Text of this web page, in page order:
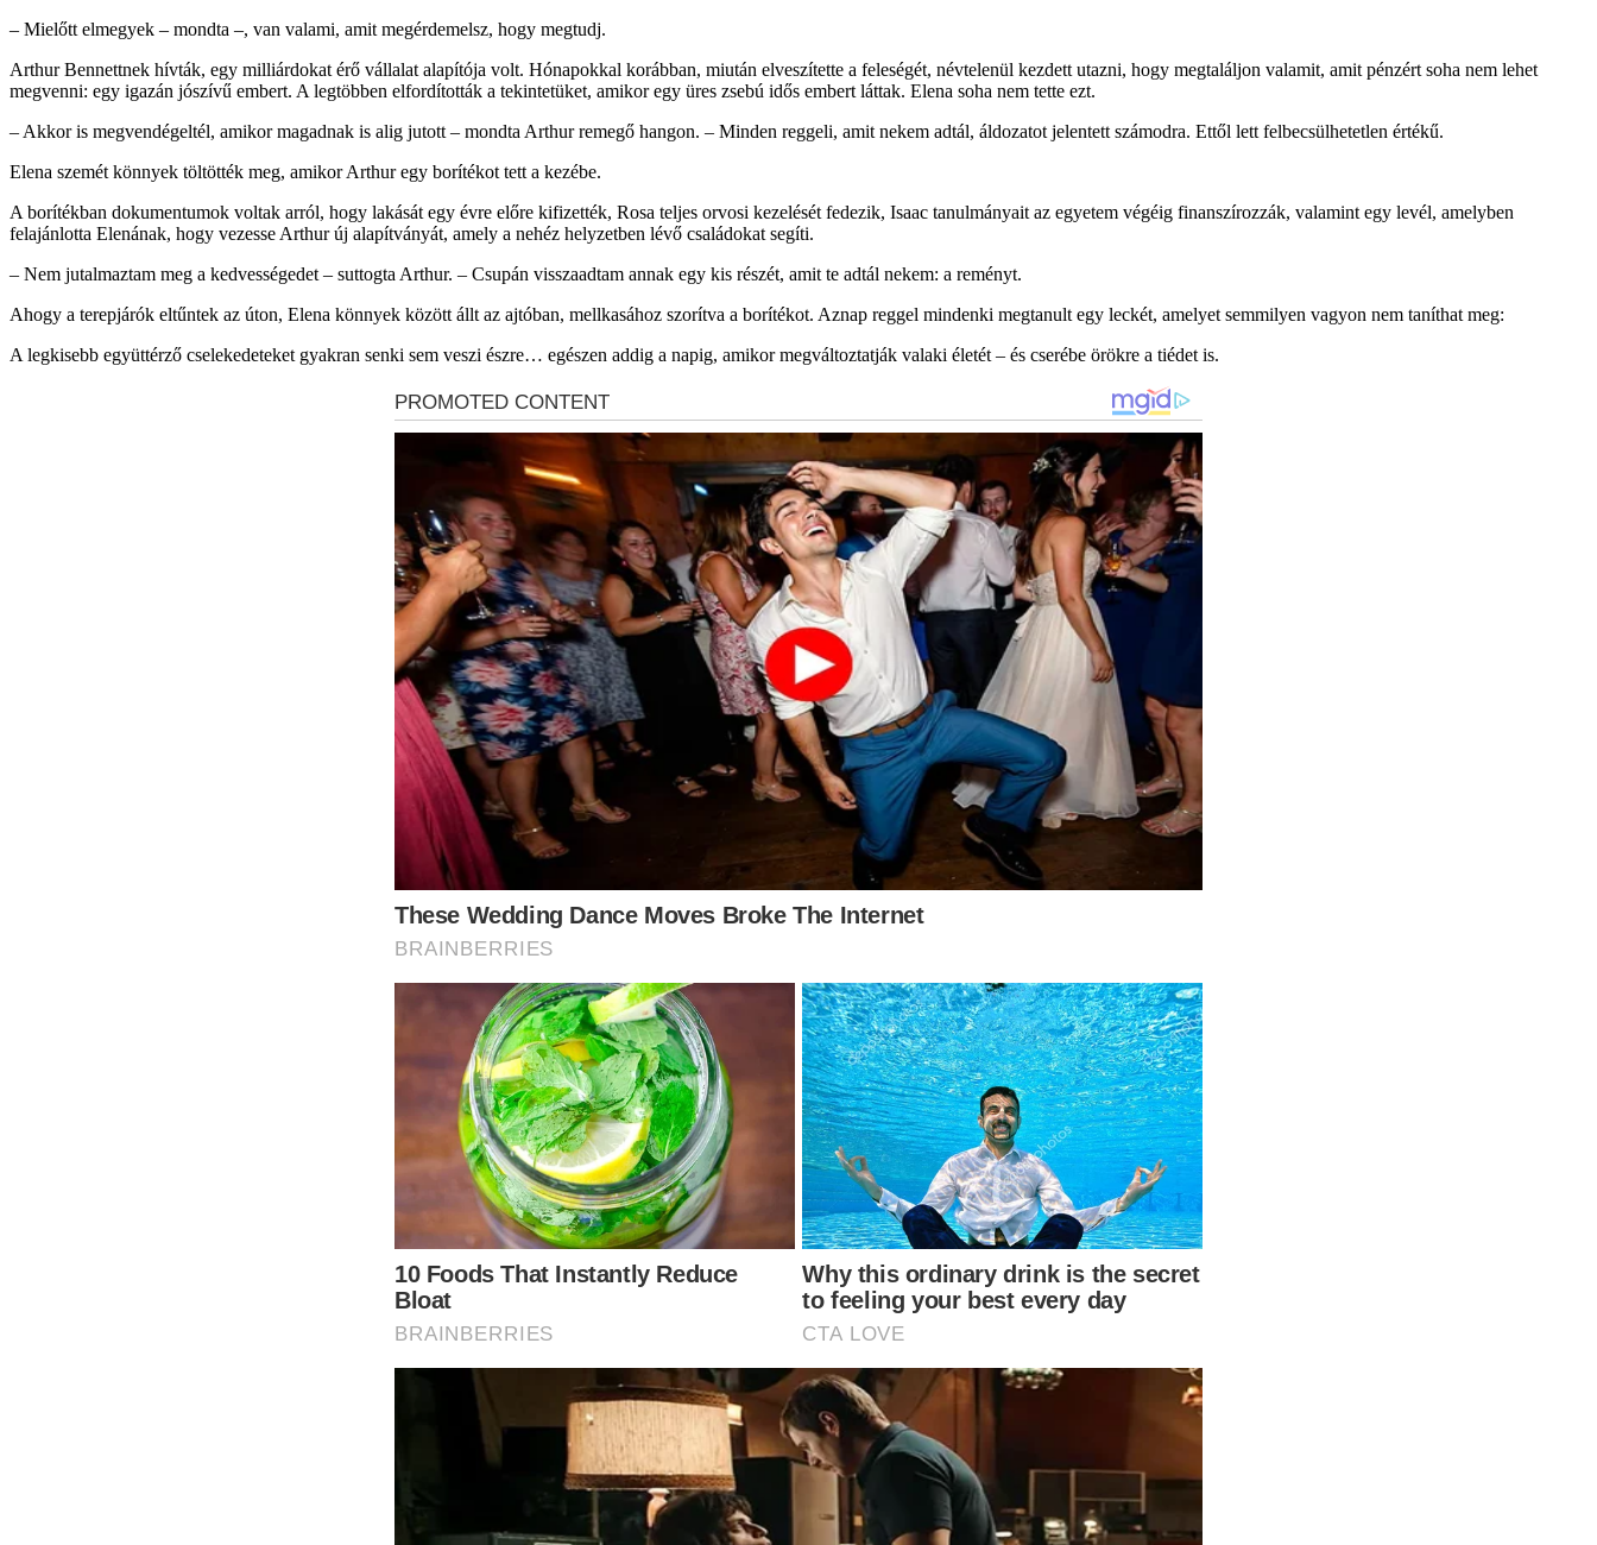
– Mielőtt elmegyek – mondta –, van valami, amit megérdemelsz, hogy megtudj.
Arthur Bennettnek hívták, egy milliárdokat érő vállalat alapítója volt. Hónapokkal korábban, miután elveszítette a feleségét, névtelenül kezdett utazni, hogy megtaláljon valamit, amit pénzért soha nem lehet
megvenni: egy igazán jószívű embert. A legtöbben elfordították a tekintetüket, amikor egy üres zsebú idős embert láttak. Elena soha nem tette ezt.
– Akkor is megvendégeltél, amikor magadnak is alig jutott – mondta Arthur remegő hangon. – Minden reggeli, amit nekem adtál, áldozatot jelentett számodra. Ettől lett felbecsülhetetlen értékű.
Elena szemét könnyek töltötték meg, amikor Arthur egy borítékot tett a kezébe.
A borítékban dokumentumok voltak arról, hogy lakását egy évre előre kifizették, Rosa teljes orvosi kezelését fedezik, Isaac tanulmányait az egyetem végéig finanszírozzák, valamint egy levél, amelyben
felajánlotta Elenának, hogy vezesse Arthur új alapítványát, amely a nehéz helyzetben lévő családokat segíti.
– Nem jutalmaztam meg a kedvességedet – suttogta Arthur. – Csupán visszaadtam annak egy kis részét, amit te adtál nekem: a reményt.
Ahogy a terepjárók eltűntek az úton, Elena könnyek között állt az ajtóban, mellkasához szorítva a borítékot. Aznap reggel mindenki megtanult egy leckét, amelyet semmilyen vagyon nem taníthat meg:
A legkisebb együttérző cselekedeteket gyakran senki sem veszi észre… egészen addig a napig, amikor megváltoztatják valaki életét – és cserébe örökre a tiédet is.